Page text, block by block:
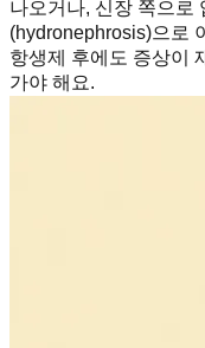
나오거나, 신장 쪽으로
(hydronephrosis)으로
항생제 후에도 증상이
가야 해요.